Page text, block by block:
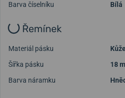
Barva číselníku
Bílá
Řemínek
Materiál pásku
Šířka pásku
18
Barva náramku